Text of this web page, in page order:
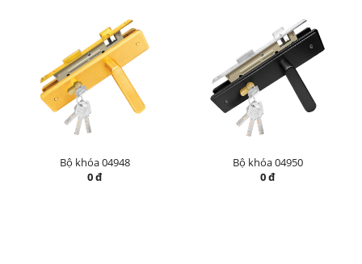
Bộ khóa 04948
0 đ
Bộ khóa 04950
0 đ